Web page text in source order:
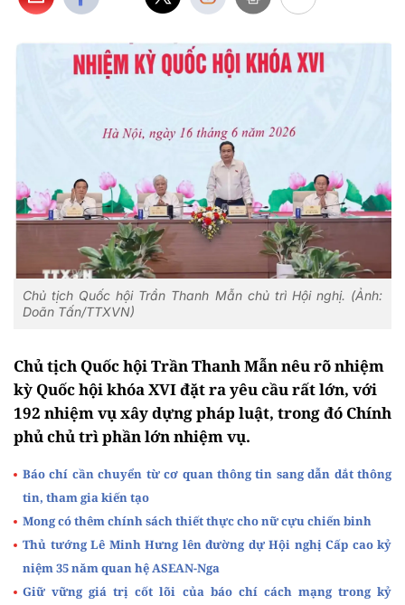
Chủ tịch Quốc hội Trần Thanh Mẫn chủ trì Hội nghị. (Ảnh:
Doãn Tấn/TTXVN)
Chủ tịch Quốc hội Trần Thanh Mẫn nêu rõ nhiệm
kỳ Quốc hội khóa XVI đặt ra yêu cầu rất lớn, với
192 nhiệm vụ xây dựng pháp luật, trong đó Chính
phủ chủ trì phần lớn nhiệm vụ.
Báo chí cần chuyển từ cơ quan thông tin sang dẫn dắt thông
tin, tham gia kiến tạo
Mong có thêm chính sách thiết thực cho nữ cựu chiến binh
Thủ tướng Lê Minh Hưng lên đường dự Hội nghị Cấp cao kỷ
niệm 35 năm quan hệ ASEAN-Nga
Giữ vững giá trị cốt lõi của báo chí cách mạng trong kỷ